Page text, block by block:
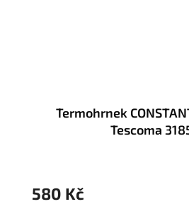
Termohrnek
Tescoma
580 Kč